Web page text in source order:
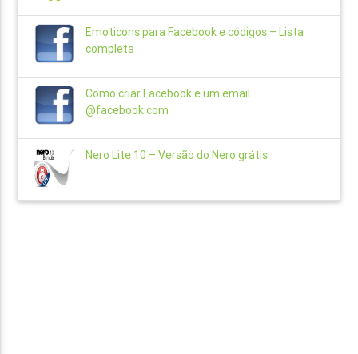
Emoticons para Facebook e códigos – Lista
completa
Como criar Facebook e um email
@facebook.com
Nero Lite 10 – Versão do Nero grátis